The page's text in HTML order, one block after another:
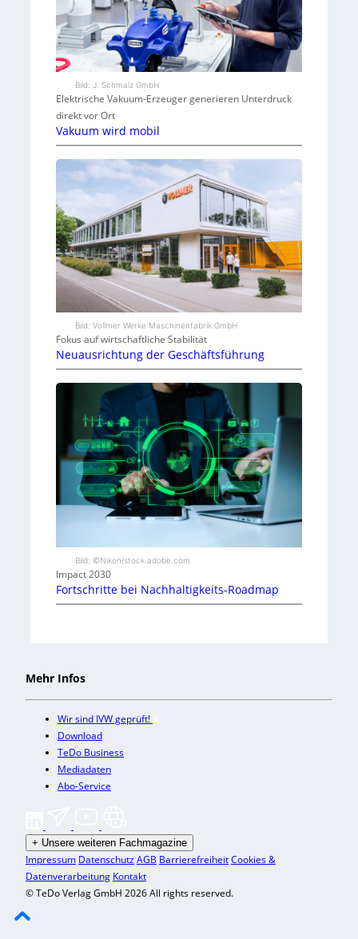
Bild: J. Schmalz GmbH
Elektrische Vakuum-Erzeuger generieren Unterdruck
direkt vor Ort
Vakuum wird mobil
Bild: Vollmer Werke Maschinenfabrik GmbH
Fokus auf wirtschaftliche Stabilität
Neuausrichtung der Geschäftsführung
Bild: ©Nikon/stock.adobe.com
Impact 2030
Fortschritte bei Nachhaltigkeits-Roadmap
Mehr Infos
Wir sind IVW geprüft!
Download
TeDo Business
Mediadaten
Abo-Service
+ Unsere weiteren Fachmagazine
Impressum DatenschutzAGB BarrierefreiheitCookies &
Datenverarbeitung Kontakt
© TeDo Verlag GmbH 2026 All rights reserved.